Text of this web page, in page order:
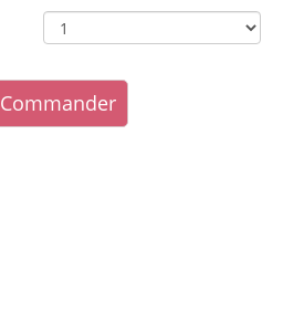
Commander